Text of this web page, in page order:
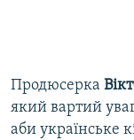
Продюсерка
який вартий
аби українське